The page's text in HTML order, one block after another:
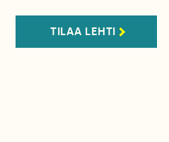
TILAA LEHTI